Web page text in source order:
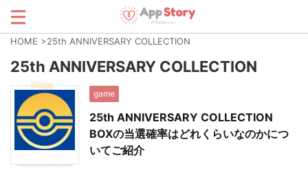
HOME >25th ANNIVERSARY COLLECTION
25th ANNIVERSARY COLLECTION
game
25th ANNIVERSARY COLLECTION
BOXの当選確率はどれくらいなのかにつ
いてご紹介